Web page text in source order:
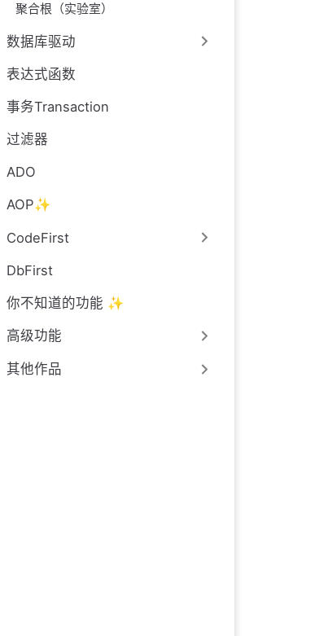
聚合根（实验室）
数据库驱动
表达式函数
事务Transaction
过滤器
ADO
AOP✨
CodeFirst
DbFirst
你不知道的功能 ✨
高级功能
其他作品